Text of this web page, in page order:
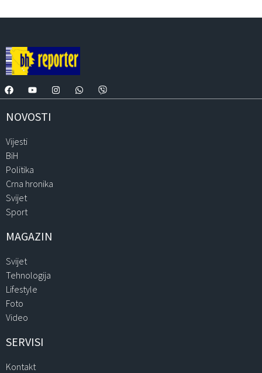
NOVOSTI
Vijesti
BiH
Politika
Crna hronika
Svijet
Sport
MAGAZIN
Svijet
Tehnologija
Lifestyle
Foto
Video
SERVISI
Kontakt